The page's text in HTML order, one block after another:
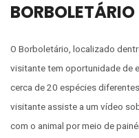
BORBOLETÁRIO
O Borboletário, localizado
visitante tem oportunidade de
cerca de 20 espécies
visitante assiste a um vídeo
com o animal por meio de